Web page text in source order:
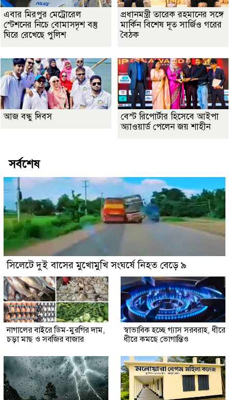
এবার মিরপুর মেট্রোরেল
স্টেশনের নিচে বোমাসদৃশ বস্তু
ঘিরে রেখেছে পুলিশ
প্রধানমন্ত্রী তারেক রহমানের সঙ্গে
মার্কিন বিশেষ দূত সার্জিও গরের
বৈঠক
আজ বন্ধু দিবস
বেস্ট রিপোর্টার হিসেবে আইপা
অ্যাওয়ার্ড পেলেন জয় শাহীন
সর্বশেষ
সিলেটে দুই বাসের মুখোমুখি সংঘর্ষে নিহত বেড়ে ৯
নাগালের বাইরে ডিম-মুরগির দাম,
চড়া মাছ ও সবজির বাজার
স্বাভাবিক হচ্ছে গ্যাস সরবরাহ, ধীরে
ধীরে কমছে ভোগান্তিও